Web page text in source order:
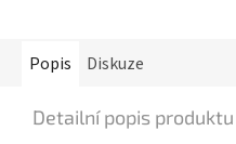
Popis Diskuze
Detailní popis produktu